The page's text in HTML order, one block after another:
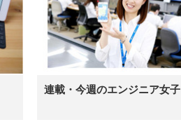
連載・今週のエンジニア女子